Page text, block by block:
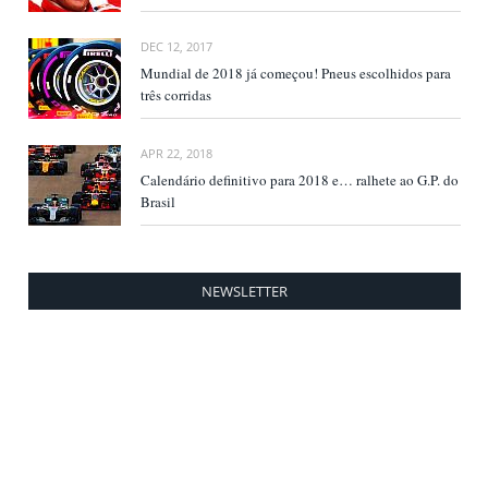
DEC 12, 2017
Mundial de 2018 já começou! Pneus escolhidos para
três corridas
APR 22, 2018
Calendário definitivo para 2018 e… ralhete ao G.P. do
Brasil
NEWSLETTER